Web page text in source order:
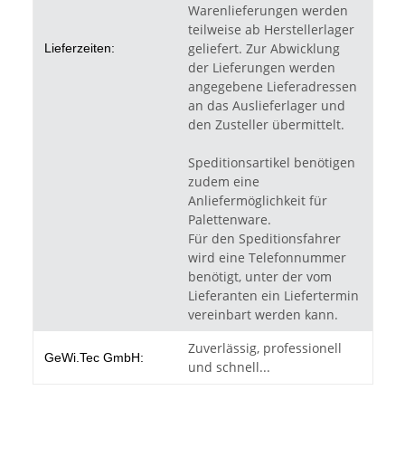
Lieferzeiten:
Warenlieferungen werden
teilweise ab Herstellerlager
geliefert. Zur Abwicklung
der Lieferungen werden
angegebene Lieferadressen
an das Auslieferlager und
den Zusteller übermittelt.
Speditionsartikel benötigen
zudem eine
Anliefermöglichkeit für
Palettenware.
Für den Speditionsfahrer
wird eine Telefonnummer
benötigt, unter der vom
Lieferanten ein Liefertermin
vereinbart werden kann.
GeWi.Tec GmbH:
Zuverlässig, professionell
und schnell...